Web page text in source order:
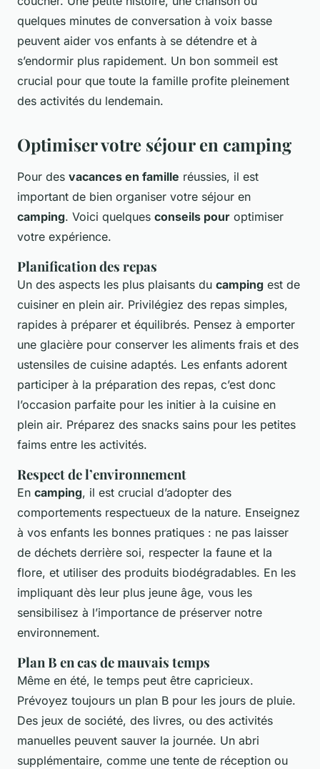
quelques minutes de conversation à voix basse
peuvent aider vos enfants à se détendre et à
s’endormir plus rapidement. Un bon sommeil est
crucial pour que toute la famille profite pleinement
des activités du lendemain.
Optimiser votre séjour en camping
Pour des vacances en famille réussies, il est
important de bien organiser votre séjour en
camping. Voici quelques conseils pour optimiser
votre expérience.
Planification des repas
Un des aspects les plus plaisants du camping est de
cuisiner en plein air. Privilégiez des repas simples,
rapides à préparer et équilibrés. Pensez à emporter
une glacière pour conserver les aliments frais et des
ustensiles de cuisine adaptés. Les enfants adorent
participer à la préparation des repas, c’est donc
l’occasion parfaite pour les initier à la cuisine en
plein air. Préparez des snacks sains pour les petites
faims entre les activités.
Respect de l’environnement
En camping, il est crucial d’adopter des
comportements respectueux de la nature. Enseignez
à vos enfants les bonnes pratiques : ne pas laisser
de déchets derrière soi, respecter la faune et la
flore, et utiliser des produits biodégradables. En les
impliquant dès leur plus jeune âge, vous les
sensibilisez à l’importance de préserver notre
environnement.
Plan B en cas de mauvais temps
Même en été, le temps peut être capricieux.
Prévoyez toujours un plan B pour les jours de pluie.
Des jeux de société, des livres, ou des activités
manuelles peuvent sauver la journée. Un abri
supplémentaire, comme une tente de réception ou